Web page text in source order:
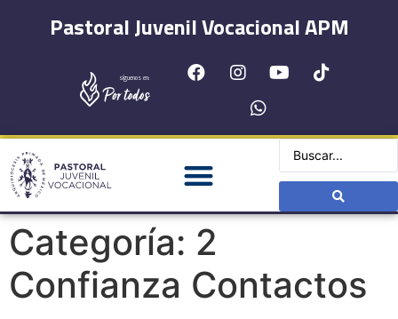
Pastoral Juvenil Vocacional APM
síguenos en:
Categoría: 2
Confianza Contactos